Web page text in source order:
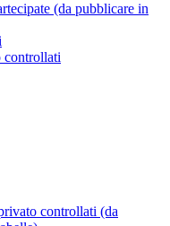
(da pubblicare in
controllati (da